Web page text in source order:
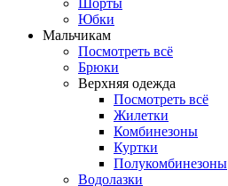
Юбки
Мальчикам
Посмотреть всё
Брюки
Верхняя одежда
Посмотреть всё
Жилетки
Комбинезоны
Куртки
Полукомбинезоны
Водолазки